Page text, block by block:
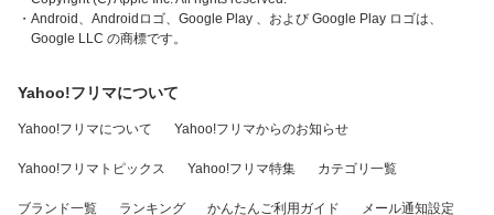
・Android、Androidロゴ、Google Play 、および Google Play ロゴは、
Google LLC の商標です。
Yahoo!フリマについて
Yahoo!フリマについて Yahoo!フリマからのお知らせ
Yahoo!フリマトピックス Yahoo!フリマ特集 カテゴリ一覧
ブランド一覧 ランキング かんたんご利用ガイド メール通知設定